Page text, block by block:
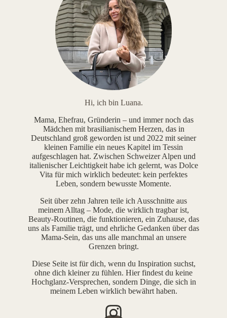
Hi, ich bin Luana.
Mama, Ehefrau, Gründerin – und immer noch das
Mädchen mit brasilianischem Herzen, das in
Deutschland groß geworden ist und 2022 mit seiner
kleinen Familie ein neues Kapitel im Tessin
aufgeschlagen hat. Zwischen Schweizer Alpen und
italienischer Leichtigkeit habe ich gelernt, was Dolce
Vita für mich wirklich bedeutet: kein perfektes
Leben, sondern bewusste Momente.
Seit über zehn Jahren teile ich Ausschnitte aus
meinem Alltag – Mode, die wirklich tragbar ist,
Beauty-Routinen, die funktionieren, ein Zuhause, das
uns als Familie trägt, und ehrliche Gedanken über das
Mama-Sein, das uns alle manchmal an unsere
Grenzen bringt.
Diese Seite ist für dich, wenn du Inspiration suchst,
ohne dich kleiner zu fühlen. Hier findest du keine
Hochglanz-Versprechen, sondern Dinge, die sich in
meinem Leben wirklich bewährt haben.